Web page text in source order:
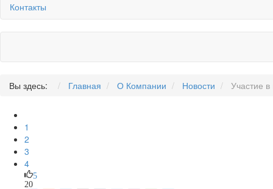
Контакты
Вы здесь: Главная О Компании Новости Участие
1
2
3
4
5
20